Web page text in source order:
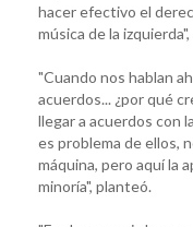
hacer efectivo el
música de la
"Cuando nos hablan
acuerdos... ¿por qué
llegar a acuerdos con
es problema de ellos,
máquina, pero aquí la
minoría", planteó.